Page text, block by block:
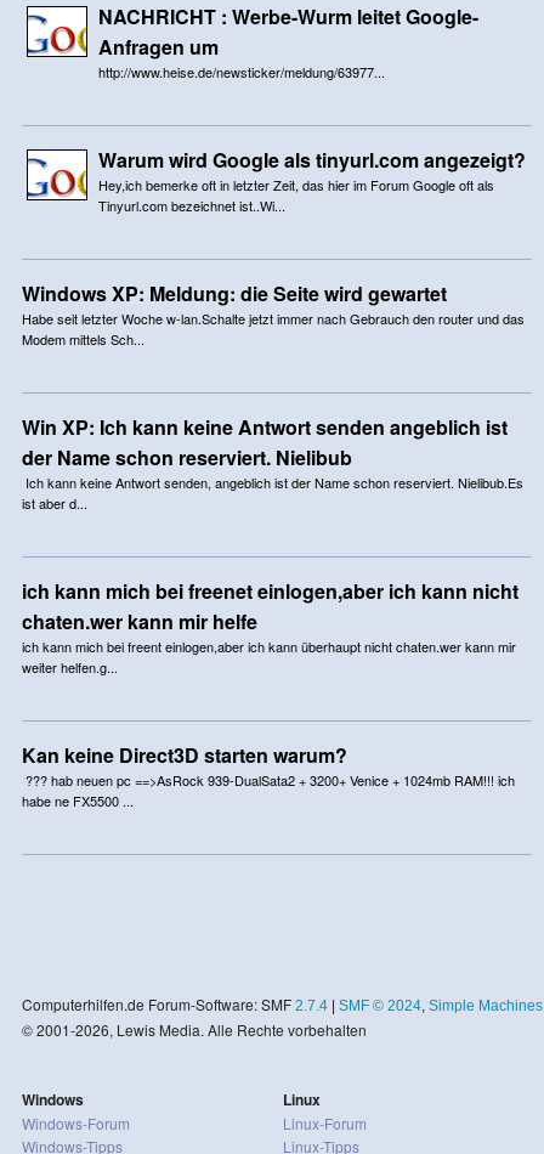
NACHRICHT : Werbe-Wurm leitet Google-
Anfragen um
http://www.heise.de/newsticker/meldung/63977...
Warum wird Google als tinyurl.com angezeigt?
Hey,ich bemerke oft in letzter Zeit, das hier im Forum Google oft als
Tinyurl.com bezeichnet ist..Wi...
Windows XP: Meldung: die Seite wird gewartet
Habe seit letzter Woche w-lan.Schalte jetzt immer nach Gebrauch den router und das
Modem mittels Sch...
Win XP: Ich kann keine Antwort senden angeblich ist
der Name schon reserviert. Nielibub
Ich kann keine Antwort senden, angeblich ist der Name schon reserviert. Nielibub.Es
ist aber d...
ich kann mich bei freenet einlogen,aber ich kann nicht
chaten.wer kann mir helfe
ich kann mich bei freent einlogen,aber ich kann überhaupt nicht chaten.wer kann mir
weiter helfen.g...
Kan keine Direct3D starten warum?
??? hab neuen pc ==>AsRock 939-DualSata2 + 3200+ Venice + 1024mb RAM!!! ich
habe ne FX5500 ...
Computerhilfen.de Forum-Software: SMF 2.7.4| SMF © 2024, Simple Machines
© 2001-2026, Lewis Media. Alle Rechte vorbehalten
Windows
Windows-Forum
Windows-Tipps
Linux
Linux-Forum
Linux-Tipps